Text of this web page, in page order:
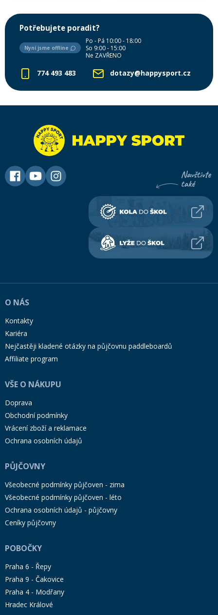
přesuny.
Potřebujete poradit?
Nyní jsme offline
Po - Pá 10:00 - 18:00
So 9:00 - 15:00
Ne ZAVŘENO
774 493 483 dotazy@happysport.cz
O NÁS
Kontakty
Kariéra
Nejčastěji kladené otázky na půjčovnu paddleboardů
Affiliate program
VŠE O NÁKUPU
Doprava
Obchodní podmínky
Vrácení zboží a reklamace
Ochrana osobních údajů
PŮJČOVNY
Všeobecné podmínky půjčoven - zima
Všeobecné podmínky půjčoven - léto
Ochrana osobních údajů - půjčovny
Ceníky půjčovny
POBOČKY
Praha 6 - Řepy
Praha 9 - Čakovice
Praha 4 - Modřany
Hradec Králové